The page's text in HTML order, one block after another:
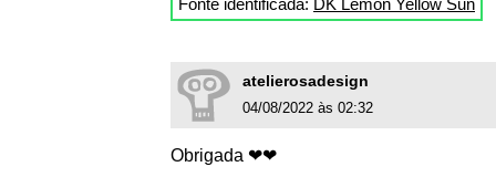
Fonte identificada: DK Lemon Yellow Sun
atelierosadesign
04/08/2022 às 02:32
Obrigada ❤❤